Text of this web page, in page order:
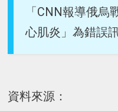
「CNN報導俄
心肌炎」為錯誤訊
資料來源：